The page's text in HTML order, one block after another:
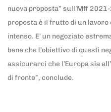
nuova proposta” sull’Mff
proposta è il frutto di un
intenso. E’ un negoziato
bene che l’obiettivo di questi
assicurarci che l’Europa sia
di fronte”, conclude.